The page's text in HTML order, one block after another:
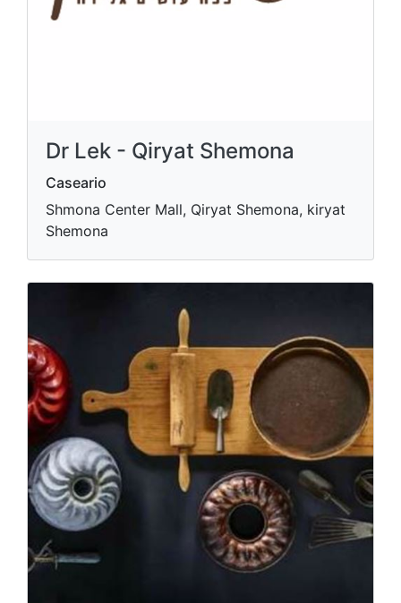
Dr Lek - Qiryat Shemona
Caseario
Shmona Center Mall, Qiryat Shemona, kiryat
Shemona